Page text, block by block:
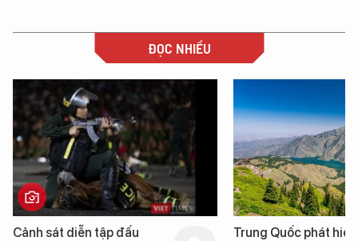
ĐỌC NHIỀU
Cảnh sát diễn tập đấu
Trung Quốc phát hiện